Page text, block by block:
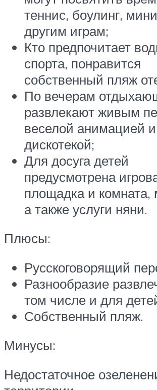
теннис, боулинг,
другим играм;
Кто предпочитает
спорта, понравится
собственный пляж
По вечерам
развлекают живым
веселой анимацией и
дискотекой;
Для досуга детей
предусмотрена
площадка и комната,
а также услуги няни.
Плюсы:
Русскоговорящий
Разнообразие
том числе и для
Собственный пляж.
Минусы:
Недостаточное